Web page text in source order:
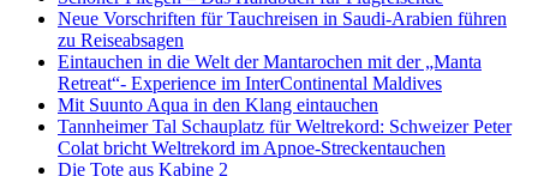
Neue Vorschriften für Tauchreisen in Saudi-Arabien führen
zu Reiseabsagen
Eintauchen in die Welt der Mantarochen mit der „Manta
Retreat“- Experience im InterContinental Maldives
Mit Suunto Aqua in den Klang eintauchen
Tannheimer Tal Schauplatz für Weltrekord: Schweizer Peter
Colat bricht Weltrekord im Apnoe-Streckentauchen
Die Tote aus Kabine 2